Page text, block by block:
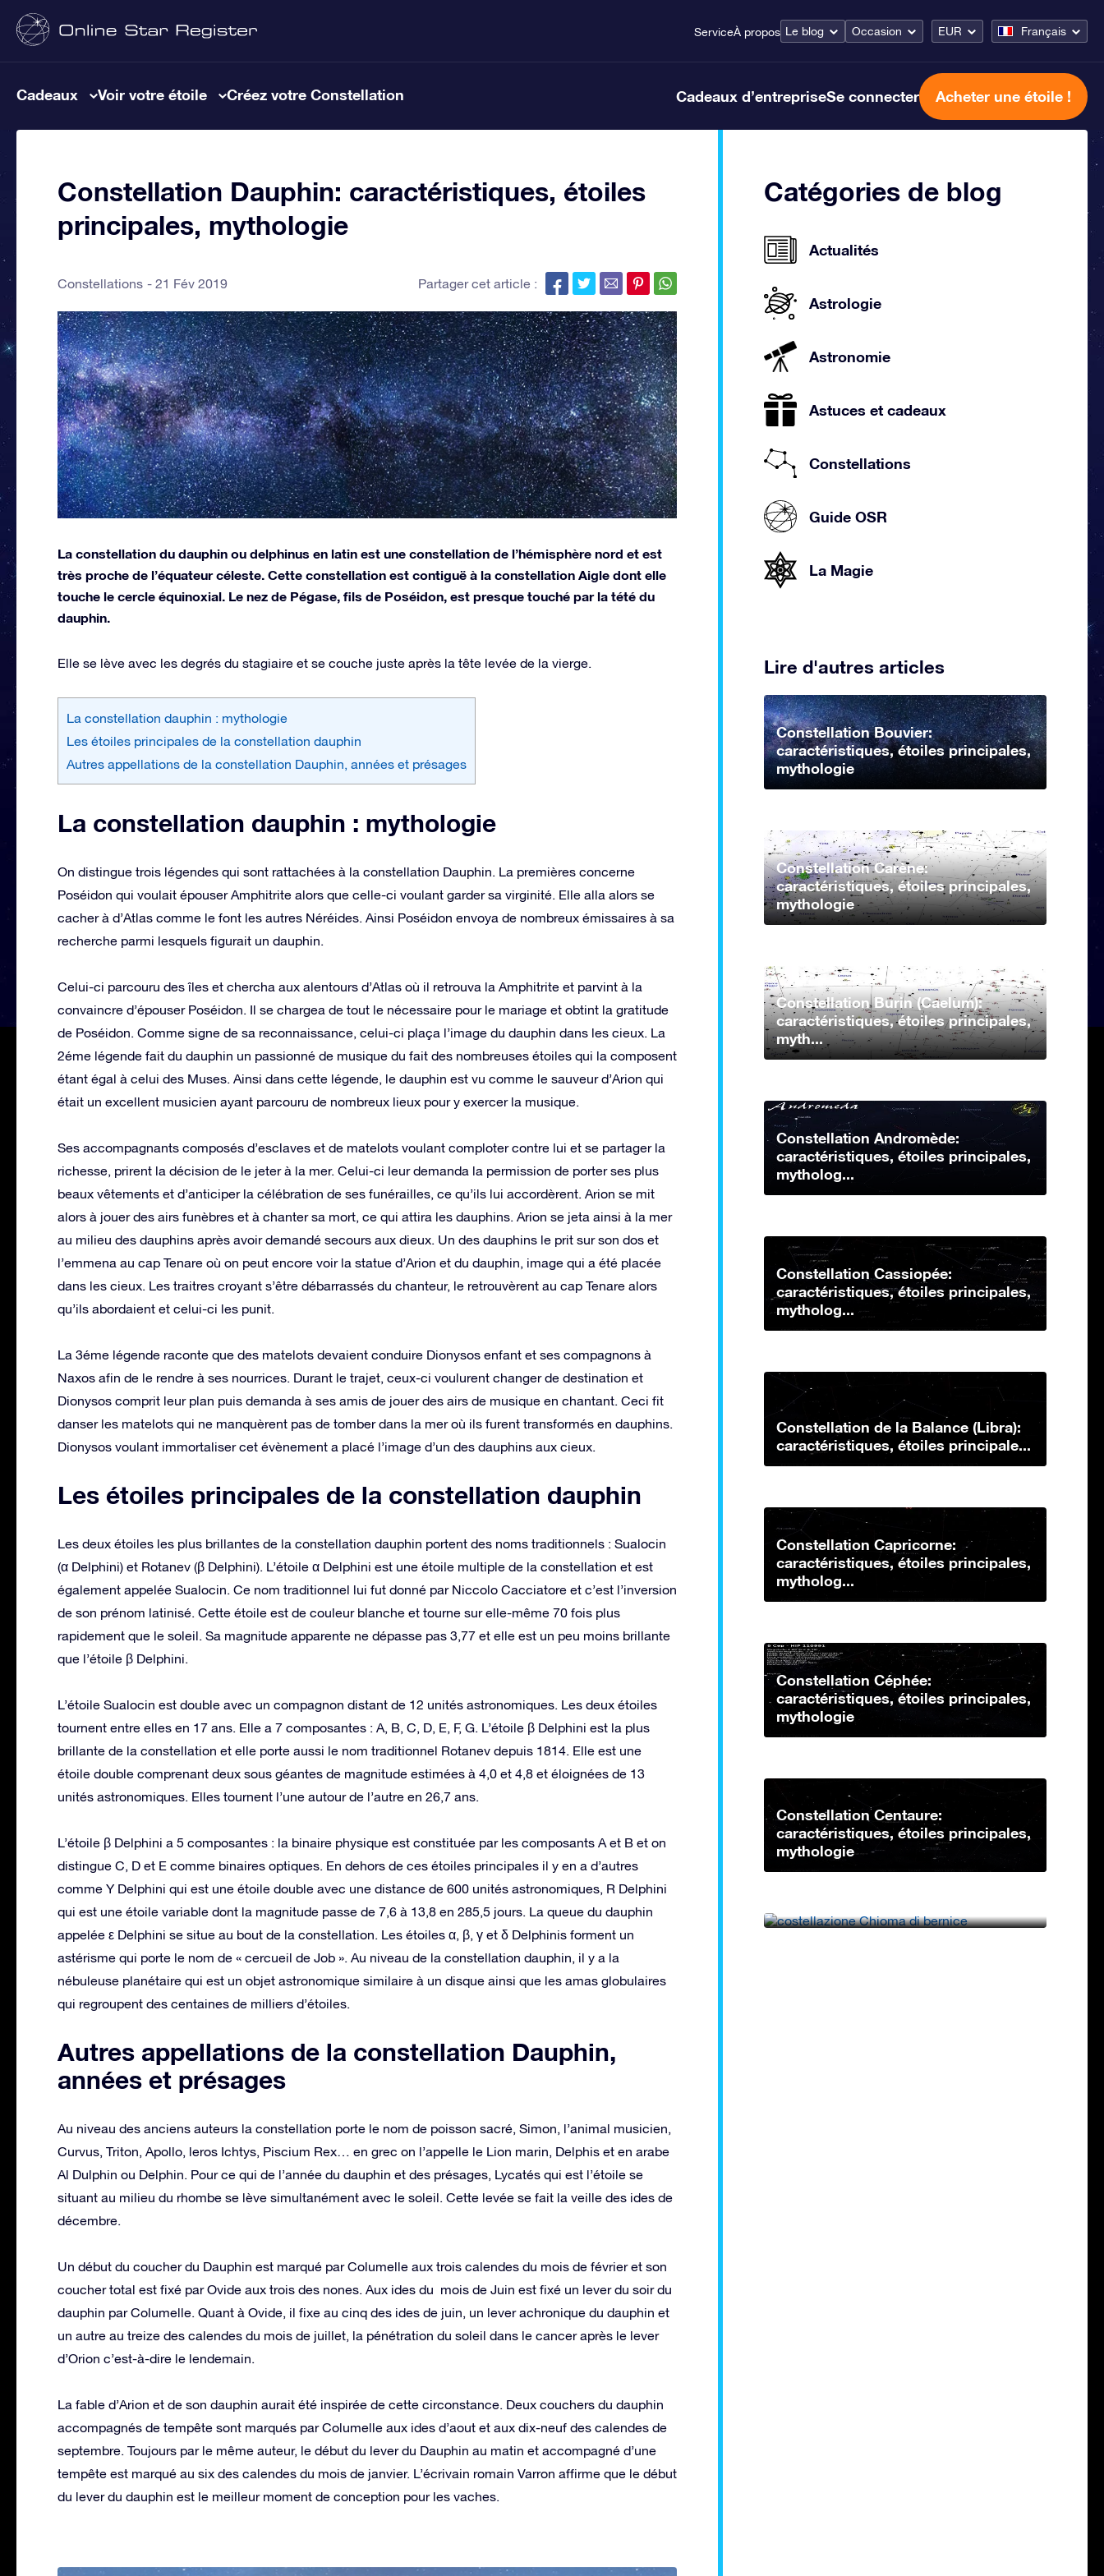
ServiceÀ propos Le blog Occasion EUR Français
Cadeaux Voir votre étoile Créez votre Constellation Cadeaux d’entrepriseSe connecter Acheter une étoile !
Constellation Dauphin: caractéristiques, étoiles
principales, mythologie
Constellations 21 Fév 2019 Partager cet article :
La constellation du dauphin ou delphinus en latin est une constellation de l’hémisphère nord et est
très proche de l’équateur céleste. Cette constellation est contiguë à la constellation Aigle dont elle
touche le cercle équinoxial. Le nez de Pégase, fils de Poséidon, est presque touché par la tété du
dauphin.
Elle se lève avec les degrés du stagiaire et se couche juste après la tête levée de la vierge.
La constellation dauphin : mythologie
Les étoiles principales de la constellation dauphin
Autres appellations de la constellation Dauphin, années et présages
La constellation dauphin : mythologie
On distingue trois légendes qui sont rattachées à la constellation Dauphin. La premières concerne
Poséidon qui voulait épouser Amphitrite alors que celle-ci voulant garder sa virginité. Elle alla alors se
cacher à d’Atlas comme le font les autres Néréides. Ainsi Poséidon envoya de nombreux émissaires à sa
recherche parmi lesquels figurait un dauphin.
Celui-ci parcouru des îles et chercha aux alentours d’Atlas où il retrouva la Amphitrite et parvint à la
convaincre d’épouser Poséidon. Il se chargea de tout le nécessaire pour le mariage et obtint la gratitude
de Poséidon. Comme signe de sa reconnaissance, celui-ci plaça l’image du dauphin dans les cieux. La
2éme légende fait du dauphin un passionné de musique du fait des nombreuses étoiles qui la composent
étant égal à celui des Muses. Ainsi dans cette légende, le dauphin est vu comme le sauveur d’Arion qui
était un excellent musicien ayant parcouru de nombreux lieux pour y exercer la musique.
Ses accompagnants composés d’esclaves et de matelots voulant comploter contre lui et se partager la
richesse, prirent la décision de le jeter à la mer. Celui-ci leur demanda la permission de porter ses plus
beaux vêtements et d’anticiper la célébration de ses funérailles, ce qu’ils lui accordèrent. Arion se mit
alors à jouer des airs funèbres et à chanter sa mort, ce qui attira les dauphins. Arion se jeta ainsi à la mer
au milieu des dauphins après avoir demandé secours aux dieux. Un des dauphins le prit sur son dos et
l’emmena au cap Tenare où on peut encore voir la statue d’Arion et du dauphin, image qui a été placée
dans les cieux. Les traitres croyant s’être débarrassés du chanteur, le retrouvèrent au cap Tenare alors
qu’ils abordaient et celui-ci les punit.
La 3éme légende raconte que des matelots devaient conduire Dionysos enfant et ses compagnons à
Naxos afin de le rendre à ses nourrices. Durant le trajet, ceux-ci voulurent changer de destination et
Dionysos comprit leur plan puis demanda à ses amis de jouer des airs de musique en chantant. Ceci fit
danser les matelots qui ne manquèrent pas de tomber dans la mer où ils furent transformés en dauphins.
Dionysos voulant immortaliser cet évènement a placé l’image d’un des dauphins aux cieux.
Les étoiles principales de la constellation dauphin
Les deux étoiles les plus brillantes de la constellation dauphin portent des noms traditionnels : Sualocin
(α Delphini) et Rotanev (β Delphini). L’étoile α Delphini est une étoile multiple de la constellation et est
également appelée Sualocin. Ce nom traditionnel lui fut donné par Niccolo Cacciatore et c’est l’inversion
de son prénom latinisé. Cette étoile est de couleur blanche et tourne sur elle-même 70 fois plus
rapidement que le soleil. Sa magnitude apparente ne dépasse pas 3,77 et elle est un peu moins brillante
que l’étoile β Delphini.
L’étoile Sualocin est double avec un compagnon distant de 12 unités astronomiques. Les deux étoiles
tournent entre elles en 17 ans. Elle a 7 composantes : A, B, C, D, E, F, G. L’étoile β Delphini est la plus
brillante de la constellation et elle porte aussi le nom traditionnel Rotanev depuis 1814. Elle est une
étoile double comprenant deux sous géantes de magnitude estimées à 4,0 et 4,8 et éloignées de 13
unités astronomiques. Elles tournent l’une autour de l’autre en 26,7 ans.
L’étoile β Delphini a 5 composantes : la binaire physique est constituée par les composants A et B et on
distingue C, D et E comme binaires optiques. En dehors de ces étoiles principales il y en a d’autres
comme Y Delphini qui est une étoile double avec une distance de 600 unités astronomiques, R Delphini
qui est une étoile variable dont la magnitude passe de 7,6 à 13,8 en 285,5 jours. La queue du dauphin
appelée ε Delphini se situe au bout de la constellation. Les étoiles α, β, γ et δ Delphinis forment un
astérisme qui porte le nom de « cercueil de Job ». Au niveau de la constellation dauphin, il y a la
nébuleuse planétaire qui est un objet astronomique similaire à un disque ainsi que les amas globulaires
qui regroupent des centaines de milliers d’étoiles.
Autres appellations de la constellation Dauphin,
années et présages
Au niveau des anciens auteurs la constellation porte le nom de poisson sacré, Simon, l’animal musicien,
Curvus, Triton, Apollo, leros Ichtys, Piscium Rex… en grec on l’appelle le Lion marin, Delphis et en arabe
Al Dulphin ou Delphin. Pour ce qui de l’année du dauphin et des présages, Lycatés qui est l’étoile se
situant au milieu du rhombe se lève simultanément avec le soleil. Cette levée se fait la veille des ides de
décembre.
Un début du coucher du Dauphin est marqué par Columelle aux trois calendes du mois de février et son
coucher total est fixé par Ovide aux trois des nones. Aux ides du mois de Juin est fixé un lever du soir du
dauphin par Columelle. Quant à Ovide, il fixe au cinq des ides de juin, un lever achronique du dauphin et
un autre au treize des calendes du mois de juillet, la pénétration du soleil dans le cancer après le lever
d’Orion c’est-à-dire le lendemain.
La fable d’Arion et de son dauphin aurait été inspirée de cette circonstance. Deux couchers du dauphin
accompagnés de tempête sont marqués par Columelle aux ides d’aout et aux dix-neuf des calendes de
septembre. Toujours par le même auteur, le début du lever du Dauphin au matin et accompagné d’une
tempête est marqué au six des calendes du mois de janvier. L’écrivain romain Varron affirme que le début
du lever du dauphin est le meilleur moment de conception pour les vaches.
Catégories de blog
Actualités
Astrologie
Astronomie
Astuces et cadeaux
Constellations
Guide OSR
La Magie
Lire d'autres articles
Constellation Bouvier:
caractéristiques, étoiles principales,
mythologie
Constellation Carène:
caractéristiques, étoiles principales,
mythologie
Constellation Burin (Caelum):
caractéristiques, étoiles principales,
myth...
Constellation Andromède:
caractéristiques, étoiles principales,
mytholog...
Constellation Cassiopée:
caractéristiques, étoiles principales,
mytholog...
Constellation de la Balance (Libra):
caractéristiques, étoiles principale...
Constellation Capricorne:
caractéristiques, étoiles principales,
mytholog...
Constellation Céphée:
caractéristiques, étoiles principales,
mythologie
Constellation Centaure:
caractéristiques, étoiles principales,
mythologie
Constellation Chevelure de